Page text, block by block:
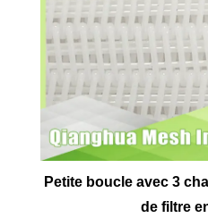
Petite boucle avec 3
de filtre